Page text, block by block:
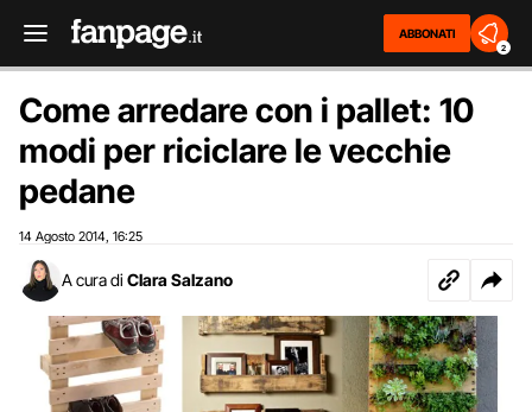
ABBONATI
2
Come arredare con i pallet: 10
modi per riciclare le vecchie
pedane
14 Agosto 2014 16:25
A cura di Clara Salzano